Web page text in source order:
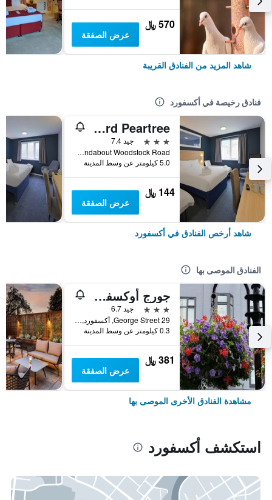
570 ﷼
عرض الصفقة
شاهد المزيد من الفنادق القريبة
فنادق رخيصة في أكسفورد
Travelodge Oxford Peartree
3 نجوم
جيد 7.4
Msa Peartree Roundabout Woodstock Road, أكسفورد, المملكة المتحدة
5.0 كيلومتر عن وسط المدينة
144 ﷼
عرض الصفقة
شاهد أرخص الفنادق في أكسفورد
الفنادق الموصى بها
جورج أوكسفورد هوتل
3 نجوم
جيد 6.7
29 George Street, أكسفورد, المملكة المتحدة
0.3 كيلومتر عن وسط المدينة
381 ﷼
عرض الصفقة
مشاهدة الفنادق الأخرى الموصى بها
استكشف أكسفورد